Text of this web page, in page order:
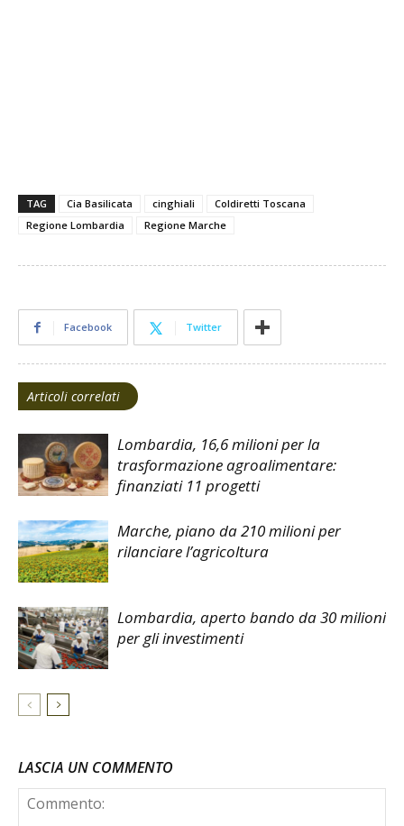
TAG Cia Basilicata cinghiali
Coldiretti Toscana
Regione Lombardia
Regione Marche
Facebook Twitter
Articoli correlati
Lombardia, 16,6 milioni per la
trasformazione agroalimentare:
finanziati 11 progetti
Marche, piano da 210 milioni per
rilanciare l’agricoltura
Lombardia, aperto bando da 30 milioni
per gli investimenti
LASCIA UN COMMENTO